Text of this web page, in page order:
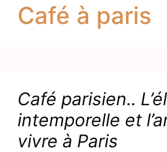
Café à paris
Café parisien..
intemporelle et
vivre à Paris